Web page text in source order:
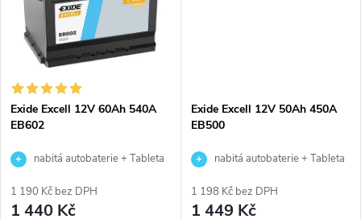
Exide Excell 12V 60Ah 540A
EB602
nabitá autobaterie + Tableta
výkup staré baterie při doručení
nebo v prodejně Jinočany
1 190 Kč bez DPH
1 440 Kč
Exide Excell 12V 50Ah 450A
EB500
nabitá autobaterie + Tableta
výkup staré baterie při doručení
nebo v prodejně Jinočany
1 198 Kč bez DPH
1 449 Kč